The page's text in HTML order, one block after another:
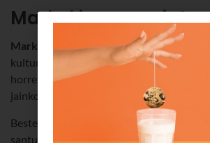
Markel izenaren
Markel izenaren jatorriaklotura zuzena
kulturarekin; zehazki, Marte jainkoarekin,
horretako jainko nabarmenenetariko bat
jainkoa da Marte, eta gerlari handi gisa
Beste batzuen ustez, Markel izenak
santuari egiten dio erreferentzia; aita